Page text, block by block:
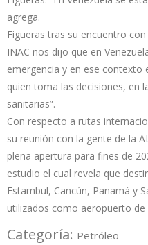
agrega.
Figueras tras su encuentro
INAC nos dijo que en
emergencia y en ese contexto
quien toma las decisiones, en
sanitarias”.
Con respecto a rutas
su reunión con la gente de la
plena apertura para fines de
estudio el cual revela que
Estambul, Cancún, Panamá y
utilizados como aeropuerto
Categoría: Petróleo